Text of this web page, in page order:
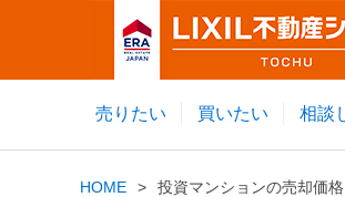
売りたい 買いたい 相談
HOME 投資マンションの売却価